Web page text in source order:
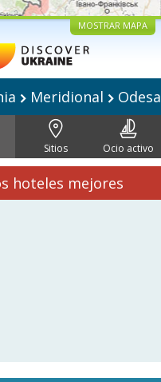
MOSTRAR MAPA
Meridional Odesa
Sitios Ocio activo
hoteles mejores